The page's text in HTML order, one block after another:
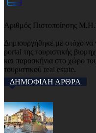
Αριθμός Πιστοποίησης
Δημιουργήθηκε με στόχο να
portal της τουριστικής
και παρασκήνια στο χώρο
τουριστικού real estate.
ΔΗΜΟΦΙΛΗ ΑΡΘΡΑ